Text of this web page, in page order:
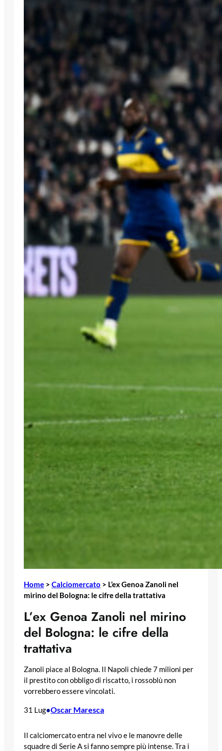
Home > Calciomercato > L’ex Genoa Zanoli nel
mirino del Bologna: le cifre della trattativa
L’ex Genoa Zanoli nel mirino
del Bologna: le cifre della
trattativa
Zanoli piace al Bologna. Il Napoli chiede 7 milioni per
il prestito con obbligo di riscatto, i rossoblù non
vorrebbero essere vincolati.
31 Lug•Oscar Maresca
Il calciomercato entra nel vivo e le manovre delle
squadre di Serie A si fanno sempre più intense. Tra i